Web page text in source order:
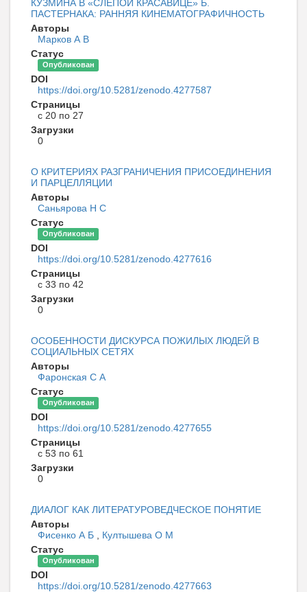
КУЗМИНА В «СЛЕПОЙ КРАСАВИЦЕ» Б.
ПАСТЕРНАКА: РАННЯЯ КИНЕМАТОГРАФИЧНОСТЬ
Авторы
Марков А В
Статус
Опубликован
DOI
https://doi.org/10.5281/zenodo.4277587
Страницы
с 20 по 27
Загрузки
0
О КРИТЕРИЯХ РАЗГРАНИЧЕНИЯ ПРИСОЕДИНЕНИЯ
И ПАРЦЕЛЛЯЦИИ
Авторы
Саньярова Н С
Статус
Опубликован
DOI
https://doi.org/10.5281/zenodo.4277616
Страницы
с 33 по 42
Загрузки
0
ОСОБЕННОСТИ ДИСКУРСА ПОЖИЛЫХ ЛЮДЕЙ В
СОЦИАЛЬНЫХ СЕТЯХ
Авторы
Фаронская С А
Статус
Опубликован
DOI
https://doi.org/10.5281/zenodo.4277655
Страницы
с 53 по 61
Загрузки
0
ДИАЛОГ КАК ЛИТЕРАТУРОВЕДЧЕСКОЕ ПОНЯТИЕ
Авторы
Фисенко А Б
Култышева О М
Статус
Опубликован
DOI
https://doi.org/10.5281/zenodo.4277663